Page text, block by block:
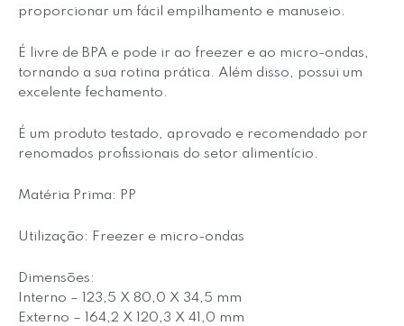
proporcionar um fácil empilhamento e manuseio.
É livre de BPA e pode ir ao freezer e ao micro-ondas,
tornando a sua rotina prática. Além disso, possui um
excelente fechamento.
É um produto testado, aprovado e recomendado por
renomados profissionais do setor alimentício.
Matéria Prima: PP
Utilização: Freezer e micro-ondas
Dimensões:
Interno – 123,5 X 80,0 X 34,5 mm
Externo – 164,2 X 120,3 X 41,0 mm